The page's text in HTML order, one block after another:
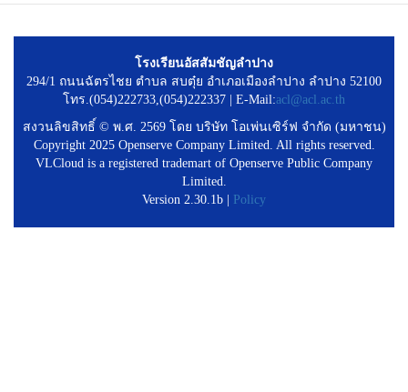
โรงเรียนอัสสัมชัญลำปาง
294/1 ถนนฉัตรไชย ตำบล สบตุ๋ย อำเภอเมืองลำปาง ลำปาง 52100
โทร.(054)222733,(054)222337 | E-Mail:acl@acl.ac.th
สงวนลิขสิทธิ์ © พ.ศ. 2569 โดย บริษัท โอเพ่นเซิร์ฟ จำกัด (มหาชน)
Copyright 2025 Openserve Company Limited. All rights reserved.
VLCloud is a registered trademart of Openserve Public Company
Limited.
Version 2.30.1b |
Policy